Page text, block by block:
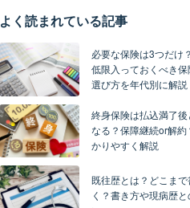
よく読まれている記事
必要な保険は3つだけ
低限入っておくべき保
選び方を年代別に解説
終身保険は払込満了後
なる？保障継続or解約
かりやすく解説
既往歴とは？どこまで
く？書き方や現病歴と